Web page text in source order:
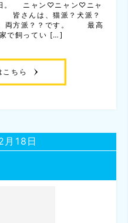
。 ニャン♡ニャン♡ニャ
皆さんは、猫派？犬派？
両方派？？です。 最高
飼ってい […]
こちら
18日